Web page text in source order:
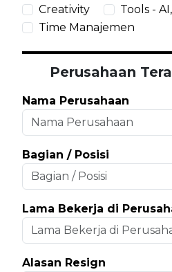
Creativity
Tools -
Time Manajemen
Perusahaan
Nama Perusahaan
Bagian / Posisi
Lama Bekerja di
Alasan Resign